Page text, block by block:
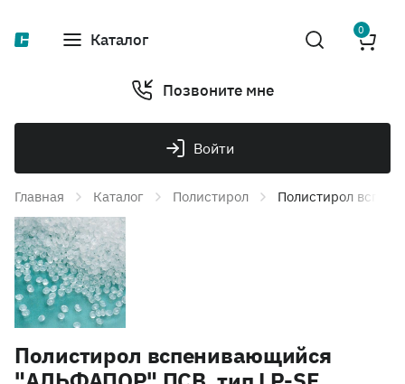
Каталог 0
Позвоните мне
Войти
Главная Каталог Полистирол Полистирол
Полистирол вспенивающийся